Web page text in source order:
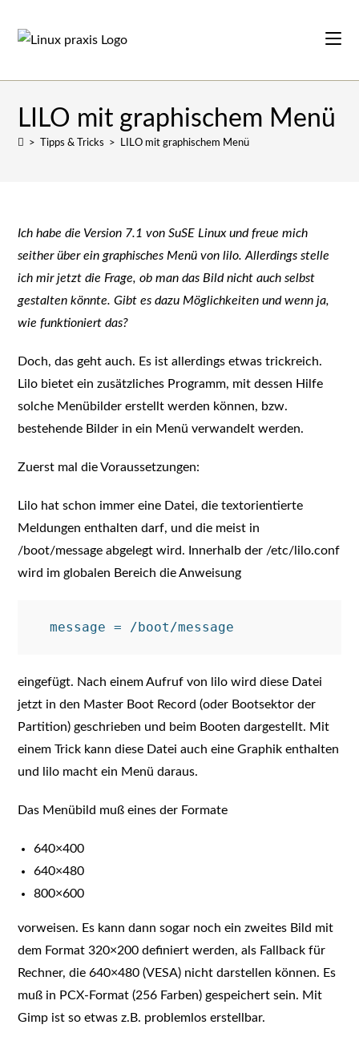
Inhalt
LILO mit graphischem Menü
> Tipps & Tricks > LILO mit graphischem Menü
Ich habe die Version 7.1 von SuSE Linux und freue mich
seither über ein graphisches Menü von lilo. Allerdings stelle
ich mir jetzt die Frage, ob man das Bild nicht auch selbst
gestalten könnte. Gibt es dazu Möglichkeiten und wenn ja,
wie funktioniert das?
Doch, das geht auch. Es ist allerdings etwas trickreich.
Lilo bietet ein zusätzliches Programm, mit dessen Hilfe
solche Menübilder erstellt werden können, bzw.
bestehende Bilder in ein Menü verwandelt werden.
Zuerst mal die Voraussetzungen:
Lilo hat schon immer eine Datei, die textorientierte
Meldungen enthalten darf, und die meist in
/boot/message abgelegt wird. Innerhalb der /etc/lilo.conf
wird im globalen Bereich die Anweisung
eingefügt. Nach einem Aufruf von lilo wird diese Datei
jetzt in den Master Boot Record (oder Bootsektor der
Partition) geschrieben und beim Booten dargestellt. Mit
einem Trick kann diese Datei auch eine Graphik enthalten
und lilo macht ein Menü daraus.
Das Menübild muß eines der Formate
640×400
640×480
800×600
vorweisen. Es kann dann sogar noch ein zweites Bild mit
dem Format 320×200 definiert werden, als Fallback für
Rechner, die 640×480 (VESA) nicht darstellen können. Es
muß in PCX-Format (256 Farben) gespeichert sein. Mit
Gimp ist so etwas z.B. problemlos erstellbar.